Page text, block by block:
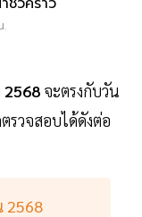
.
2568 จะตรงกับวัน
รวจสอบได้ดังต่อ
2568